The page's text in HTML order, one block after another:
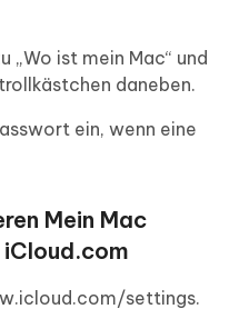
„Wo ist mein Mac“ und
daneben.
ein, wenn eine
Mein Mac
settings.